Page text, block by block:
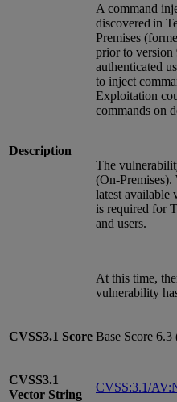
Description
A command
discovered in
Premises
prior to version
authenticated
to inject
Exploitation
commands on
The
(On-Premises).
latest available
is required for
and users.
At this time,
vulnerability
CVSS3.1 Score Base Score
CVSS3.1
Vector String
CVSS:3.1/